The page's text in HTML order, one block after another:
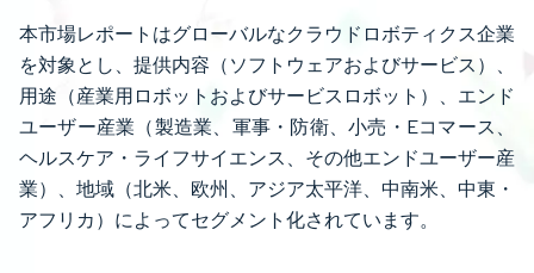
本市場レポートはグローバルなクラウドロボティクス企業
を対象とし、提供内容（ソフトウェアおよびサービス）、
用途（産業用ロボットおよびサービスロボット）、エンド
ユーザー産業（製造業、軍事・防衛、小売・Eコマース、
ヘルスケア・ライフサイエンス、その他エンドユーザー産
業）、地域（北米、欧州、アジア太平洋、中南米、中東・
アフリカ）によってセグメント化されています。